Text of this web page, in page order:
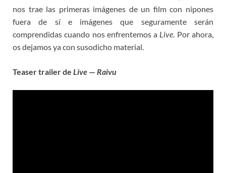
nos trae las primeras imágenes de un film con nipones
fuera de sí e imágenes que seguramente serán
comprendidas cuando nos enfrentemos a Live. Por ahora,
os dejamos ya con susodicho material.
Teaser trailer de Live —Raivu